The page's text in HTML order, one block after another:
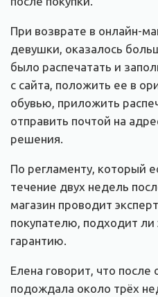
При возврате в онлайн-
девушки, оказалось
было распечатать и
с сайта, положить ее в
обувью, приложить
отправить почтой на
решения.
По регламенту, который
течение двух недель
магазин проводит
покупателю, подходит ли
гарантию.
Елена говорит, что после
подождала около трёх